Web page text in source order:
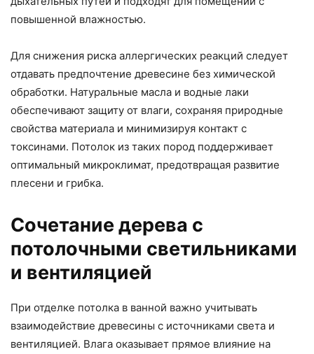
повышенной влажностью.
Для снижения риска аллергических реакций следует
отдавать предпочтение древесине без химической
обработки. Натуральные масла и водные лаки
обеспечивают защиту от влаги, сохраняя природные
свойства материала и минимизируя контакт с
токсинами. Потолок из таких пород поддерживает
оптимальный микроклимат, предотвращая развитие
плесени и грибка.
Сочетание дерева с
потолочными светильниками
и вентиляцией
При отделке потолка в ванной важно учитывать
взаимодействие древесины с источниками света и
вентиляцией. Влага оказывает прямое влияние на